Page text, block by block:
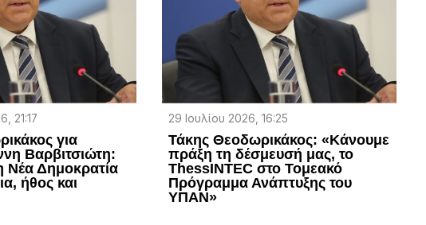
21:17
για
Βαρβιτσιώτη:
Νέα Δημοκρατία
ήθος και
29 Ιουλίου 2026, 16:25
Τάκης Θεοδωρικάκος: «Κάνουμε
πράξη τη δέσμευσή μας, το
ThessINTEC στο Τομεακό
Πρόγραμμα Ανάπτυξης του
ΥΠΑΝ»